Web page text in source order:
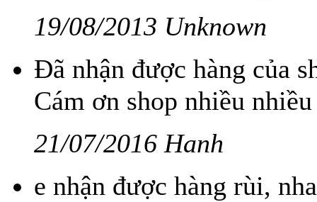
19/08/2013 Unknown
Đã nhận được hàng của
Cám ơn shop nhiều
21/07/2016 Hanh
e nhận được hàng rùi,